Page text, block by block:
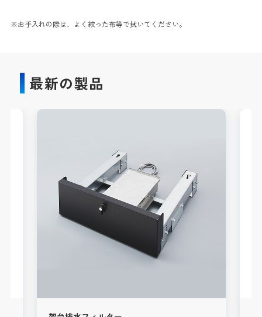
※お手入れの際は、よく絞った布等で拭いてください。
最新の製品